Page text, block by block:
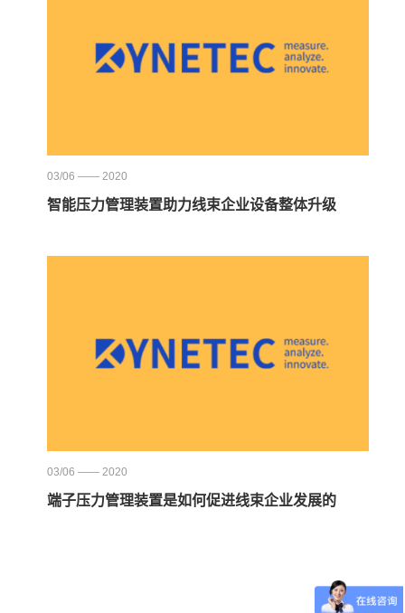
03/06 —— 2020
智能压力管理装置助力线束企业设备整体升级
03/06 —— 2020
端子压力管理装置是如何促进线束企业发展的